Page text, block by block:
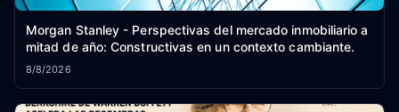
Morgan Stanley - Perspectivas del mercado inmobiliario a
mitad de año: Constructivas en un contexto cambiante.
8/8/2026